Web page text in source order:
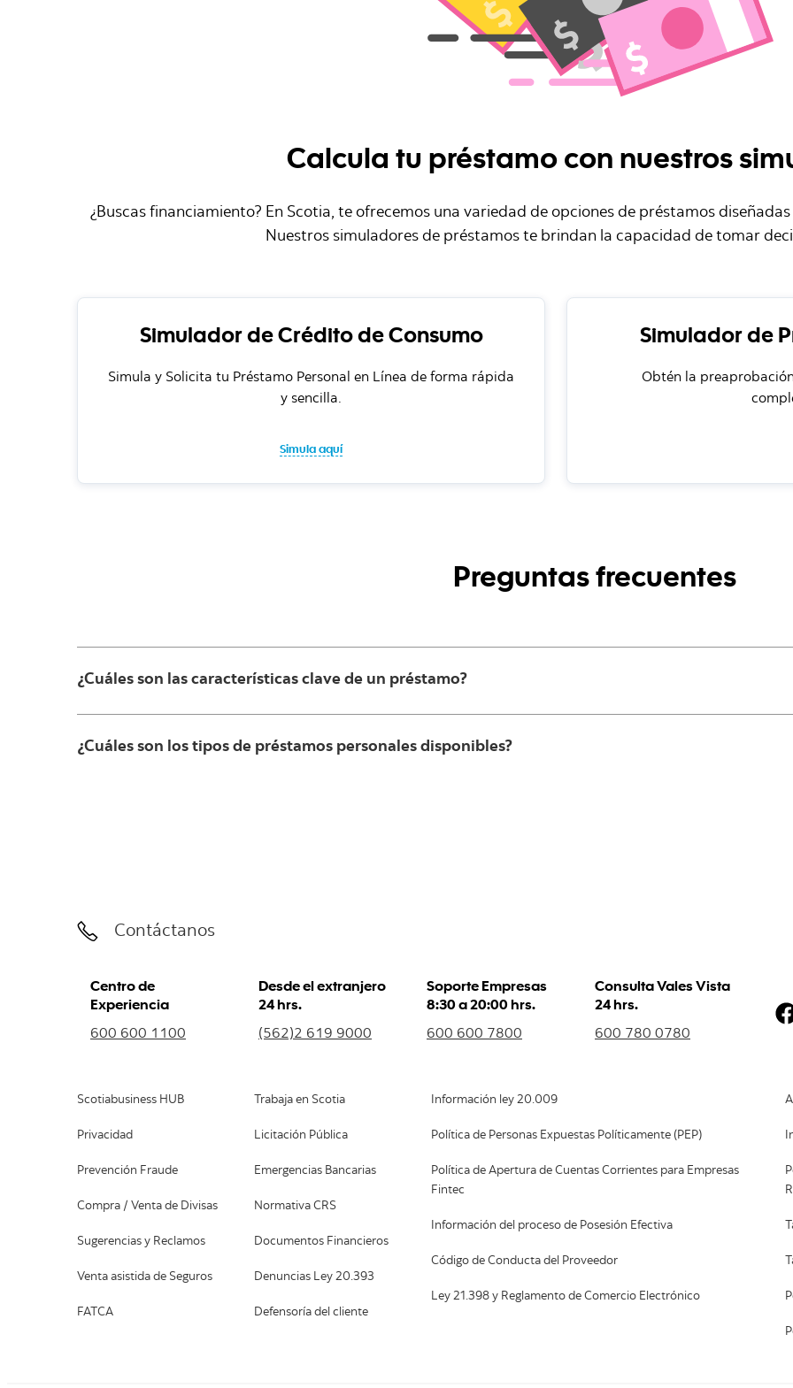
Calcula tu préstamo con nuestros
¿Buscas financiamiento? En Scotia, te ofrecemos una variedad de opciones de préstamos
Nuestros simuladores de préstamos te brindan la capacidad de tomar
Simulador de Crédito de Consumo
Simula y Solicita tu Préstamo Personal en Línea de forma rápida
y sencilla.
Simula aquí
Simulador de
Obtén la
Preguntas frecuentes
¿Cuáles son las características clave de un préstamo?
¿Cuáles son los tipos de préstamos personales disponibles?
Contáctanos
Centro de
Experiencia
600 600 1100
Desde el extranjero
24 hrs.
(562)2 619 9000
Soporte Empresas
8:30 a 20:00 hrs.
600 600 7800
Consulta Vales Vista
24 hrs.
600 780 0780
Scotiabusiness HUB
Privacidad
Prevención Fraude
Compra / Venta de Divisas
Sugerencias y Reclamos
Venta asistida de Seguros
FATCA
Trabaja en Scotia
Licitación Pública
Emergencias Bancarias
Normativa CRS
Documentos Financieros
Denuncias Ley 20.393
Defensoría del cliente
Información ley 20.009
Política de Personas Expuestas Políticamente (PEP)
Política de Apertura de Cuentas Corrientes para Empresas
Fintec
Información del proceso de Posesión Efectiva
Código de Conducta del Proveedor
Ley 21.398 y Reglamento de Comercio Electrónico